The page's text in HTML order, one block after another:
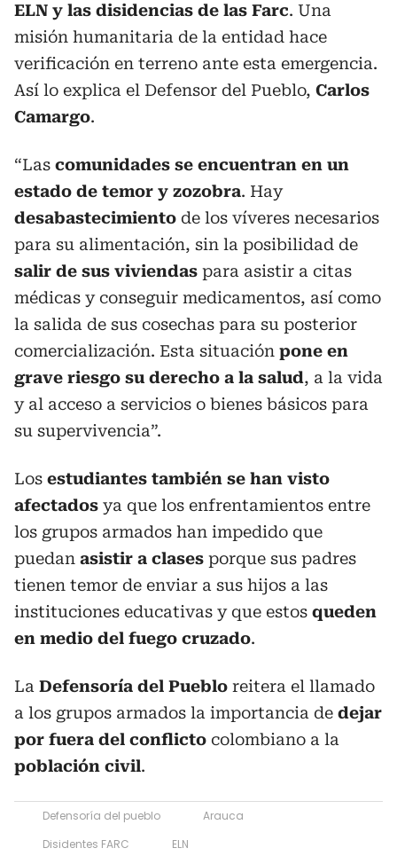
ELN y las disidencias de las Farc. Una
misión humanitaria de la entidad hace
verificación en terreno ante esta emergencia.
Así lo explica el Defensor del Pueblo, Carlos
Camargo.
“Las comunidades se encuentran en un
estado de temor y zozobra. Hay
desabastecimiento de los víveres necesarios
para su alimentación, sin la posibilidad de
salir de sus viviendas para asistir a citas
médicas y conseguir medicamentos, así como
la salida de sus cosechas para su posterior
comercialización. Esta situación pone en
grave riesgo su derecho a la salud, a la vida
y al acceso a servicios o bienes básicos para
su supervivencia”.
Los estudiantes también se han visto
afectados ya que los enfrentamientos entre
los grupos armados han impedido que
puedan asistir a clases porque sus padres
tienen temor de enviar a sus hijos a las
instituciones educativas y que estos queden
en medio del fuego cruzado.
La Defensoría del Pueblo reitera el llamado
a los grupos armados la importancia de dejar
por fuera del conflicto colombiano a la
población civil.
Defensoría del pueblo
Arauca
Disidentes FARC
ELN